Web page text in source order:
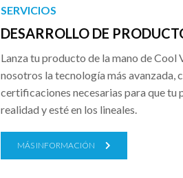
SERVICIOS
DESARROLLO DE
Lanza tu producto de la mano de Cool
nosotros la tecnología más avanzada,
certificaciones necesarias para que tu
realidad y esté en los lineales.
MÁS INFORMACIÓN